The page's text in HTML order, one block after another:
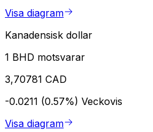
Visa diagram
Kanadensisk dollar
1 BHD motsvarar
3,70781 CAD
-0.0211 (0.57%) Veckovis
Visa diagram